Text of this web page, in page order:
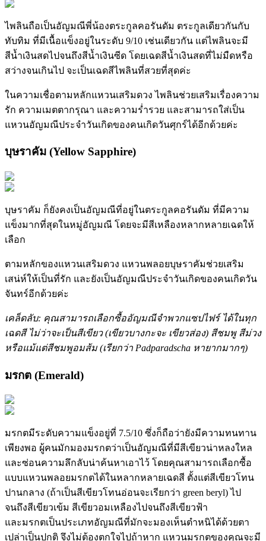
ไพลินถือเป็นอัญมณีพี่น้องตระกูลคอรันดัม ตระกูลเดียวกันกับ
ทับทิม ที่มีเนื้อแข็งอยู่ในระดับ 9/10 เช่นเดียวกัน แต่ไพลินจะมี
สีน้ำเงินสดไปจนถึงสีน้ำเงินซีด โดยเฉดสีน้ำเงินสดที่ไม่มืดหรือ
สว่างจนเกินไป จะเป็นเฉดสีไพลินที่สวยที่สุดค่ะ
ในความเชื่อตามหลักแหวนเสริมดวง ไพลินช่วยเสริมเรื่องความ
รัก ความเมตตากรุณา และความร่ำรวย และสามารถใส่เป็น
แหวนอัญมณีประจำวันเกิดของคนเกิดวันศุกร์ได้อีกด้วยค่ะ
บุษราคัม (Yellow Sapphire)
บุษราคัม ก็ยังคงเป็นอัญมณีที่อยู่ในตระกูลคอรันดัม ที่มีความ
แข็งมากที่สุดในหมู่อัญมณี โดยจะมีสีเหลืองหลากหลายเฉดให้
เลือก
ตามหลักของแหวนเสริมดวง แหวนพลอยบุษราคัมช่วยเสริม
เสน่ห์ให้เป็นที่รัก และยังเป็นอัญมณีประจำวันเกิดของคนเกิดวัน
จันทร์อีกด้วยค่ะ
เคล็ดลับ: คุณสามารถเลือกซื้ออัญมณีจำพวกแซปไฟร์ ได้ในทุก
เฉดสี ไม่ว่าจะเป็นสีเขียว (เขียวบางกะจะ เขียวส่อง) สีชมพู สีม่วง
หรือแม้แต่สีชมพูอมส้ม (เรียกว่า Padparadscha หายากมากๆ)
มรกต (Emerald)
มรกตมีระดับความแข็งอยู่ที่ 7.5/10 ซึ่งก็ถือว่ายังมีความทนทาน
เพียงพอ ผู้คนมักมองมรกตว่าเป็นอัญมณีที่มีสีเขียวน่าหลงใหล
และซ่อนความลึกลับน่าค้นหาเอาไว้ โดยคุณสามารถเลือกซื้อ
แบบแหวนพลอยมรกตได้ในหลากหลายเฉดสี ตั้งแต่สีเขียวโทน
ปานกลาง (ถ้าเป็นสีเขียวโทนอ่อนจะเรียกว่า green beryl) ไป
จนถึงสีเขียวเข้ม สีเขียวอมเหลืองไปจนถึงสีเขียวฟ้า
และมรกตเป็นประเภทอัญมณีที่มักจะมองเห็นตำหนิได้ด้วยตา
เปล่าเป็นปกติ จึงไม่ต้องตกใจไปถ้าหาก แหวนมรกตของคุณจะมี